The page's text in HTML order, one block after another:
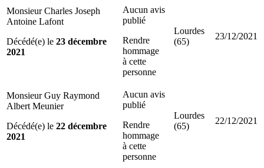
Monsieur Charles Joseph
Antoine Lafont
Décédé(e) le 23 décembre
2021
Aucun avis
publié
Rendre
hommage
à cette
personne
Lourdes
(65)
23/12/2021
Monsieur Guy Raymond
Albert Meunier
Décédé(e) le 22 décembre
2021
Aucun avis
publié
Rendre
hommage
à cette
personne
Lourdes
(65)
22/12/2021